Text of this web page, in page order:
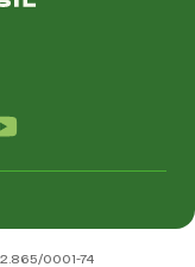
0001-74